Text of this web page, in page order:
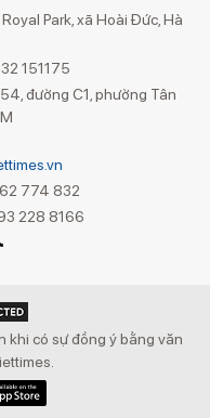
Park, xã Hoài Đức, Hà
151175
đường C1, phường Tân
774 832
228 8166
khi có sự đồng ý bằng văn